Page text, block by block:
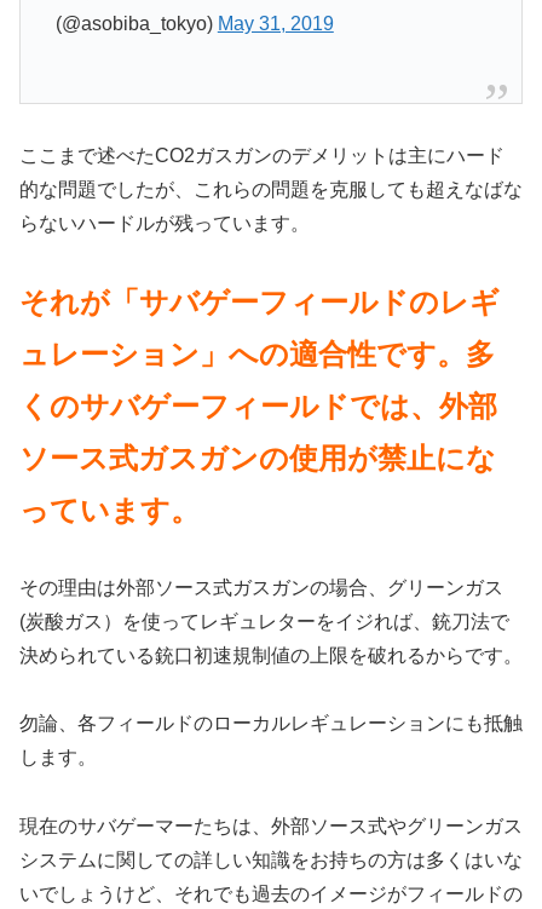
(@asobiba_tokyo) May 31, 2019
ここまで述べたCO2ガスガンのデメリットは主にハード
的な問題でしたが、これらの問題を克服しても超えなばな
らないハードルが残っています。
それが「サバゲーフィールドのレギ
ュレーション」への適合性です。多
くのサバゲーフィールドでは、外部
ソース式ガスガンの使用が禁止にな
っています。
その理由は外部ソース式ガスガンの場合、グリーンガス
(炭酸ガス）を使ってレギュレターをイジれば、銃刀法で
決められている銃口初速規制値の上限を破れるからです。
勿論、各フィールドのローカルレギュレーションにも抵触
します。
現在のサバゲーマーたちは、外部ソース式やグリーンガス
システムに関しての詳しい知識をお持ちの方は多くはいな
いでしょうけど、それでも過去のイメージがフィールドの